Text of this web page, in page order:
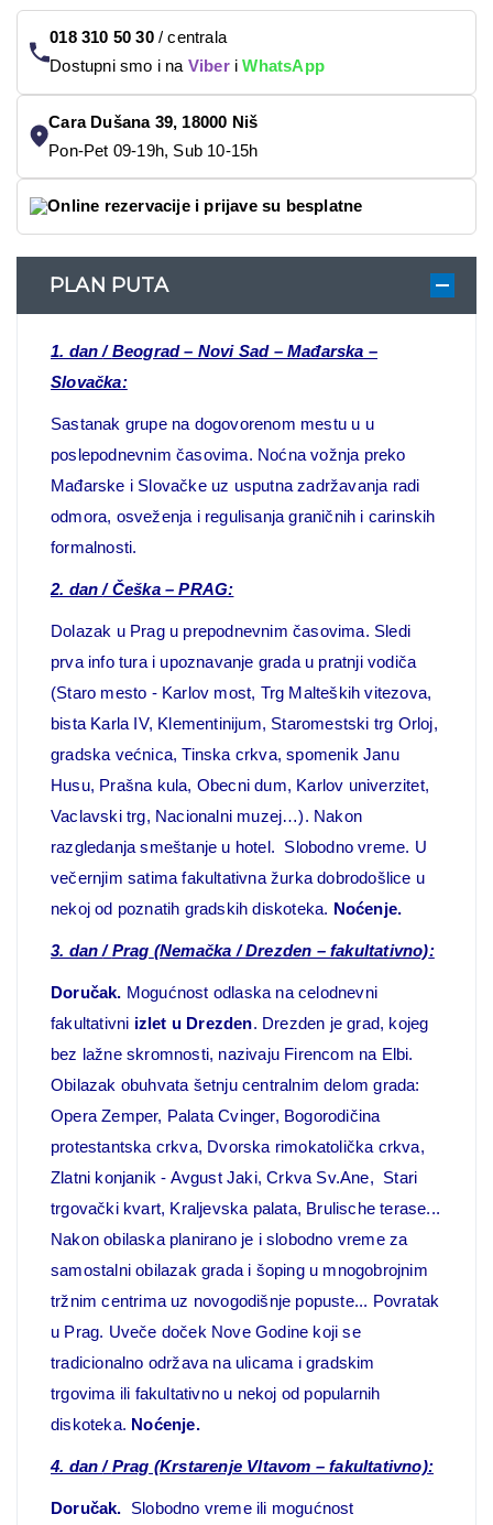
018 310 50 30/centrala
Dostupni smo i na ViberiWhatsApp
Cara Dušana 39, 18000 Niš
Pon-Pet 09-19h, Sub 10-15h
Online rezervacije i prijave su besplatne
PLAN PUTA
1. dan/Beograd – Novi Sad – Mađarska –
Slovačka:
Sastanak grupe na dogovorenom mestu u u
poslepodnevnim časovima. Noćna vožnja preko
Mađarske i Slovačke uz usputna zadržavanja radi
odmora, osveženja i regulisanja graničnih i carinskih
formalnosti.
2. dan/ Češka– PRAG:
Dolazak u Prag u prepodnevnim časovima. Sledi
prva info tura i upoznavanje grada u pratnji vodiča
(Staro mesto - Karlov most, Trg Malteških vitezova,
bista Karla IV, Klementinijum, Staromestski trg Orloj,
gradska većnica, Tinska crkva, spomenik Janu
Husu, Prašna kula, Obecni dum, Karlov univerzitet,
Vaclavski trg, Nacionalni muzej…). Nakon
razgledanja smeštanje u hotel. Slobodno vreme. U
večernjim satima fakultativna žurka dobrodošlice u
nekoj od poznatih gradskih diskoteka. Noćenje.
3. dan/Prag (Nemačka / Drezden – fakultativno):
Doručak. Mogućnost odlaska na celodnevni
fakultativni izlet u Drezden. Drezden je grad, kojeg
bez lažne skromnosti, nazivaju Firencom na Elbi.
Obilazak obuhvata šetnju centralnim delom grada:
Opera Zemper, Palata Cvinger, Bogorodičina
protestantska crkva, Dvorska rimokatolička crkva,
Zlatni konjanik - Avgust Jaki, Crkva Sv.Ane, Stari
trgovački kvart, Kraljevska palata, Brulische terase...
Nakon obilaska planirano je i slobodno vreme za
samostalni obilazak grada i šoping u mnogobrojnim
tržnim centrima uz novogodišnje popuste... Povratak
u Prag. Uveče doček Nove Godine koji se
tradicionalno održava na ulicama i gradskim
trgovima ili fakultativno u nekoj od popularnih
diskoteka. Noćenje.
4. dan/Prag (Krstarenje Vltavom – fakultativno):
Doručak. Slobodno vreme ili mogućnost